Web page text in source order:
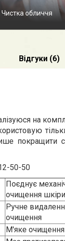
на
покращити
50-50
Поєднує
Ручне
очищення
М'яке очищення
Має
Інтенсивно